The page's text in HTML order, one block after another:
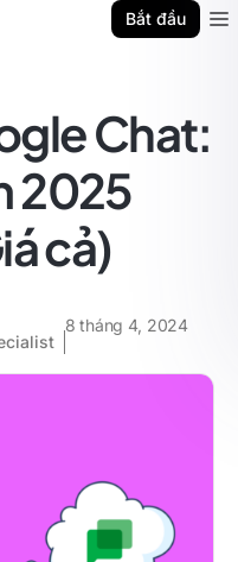
Bắt đầu
Chat:
2025
cả)
8 tháng 4, 2024